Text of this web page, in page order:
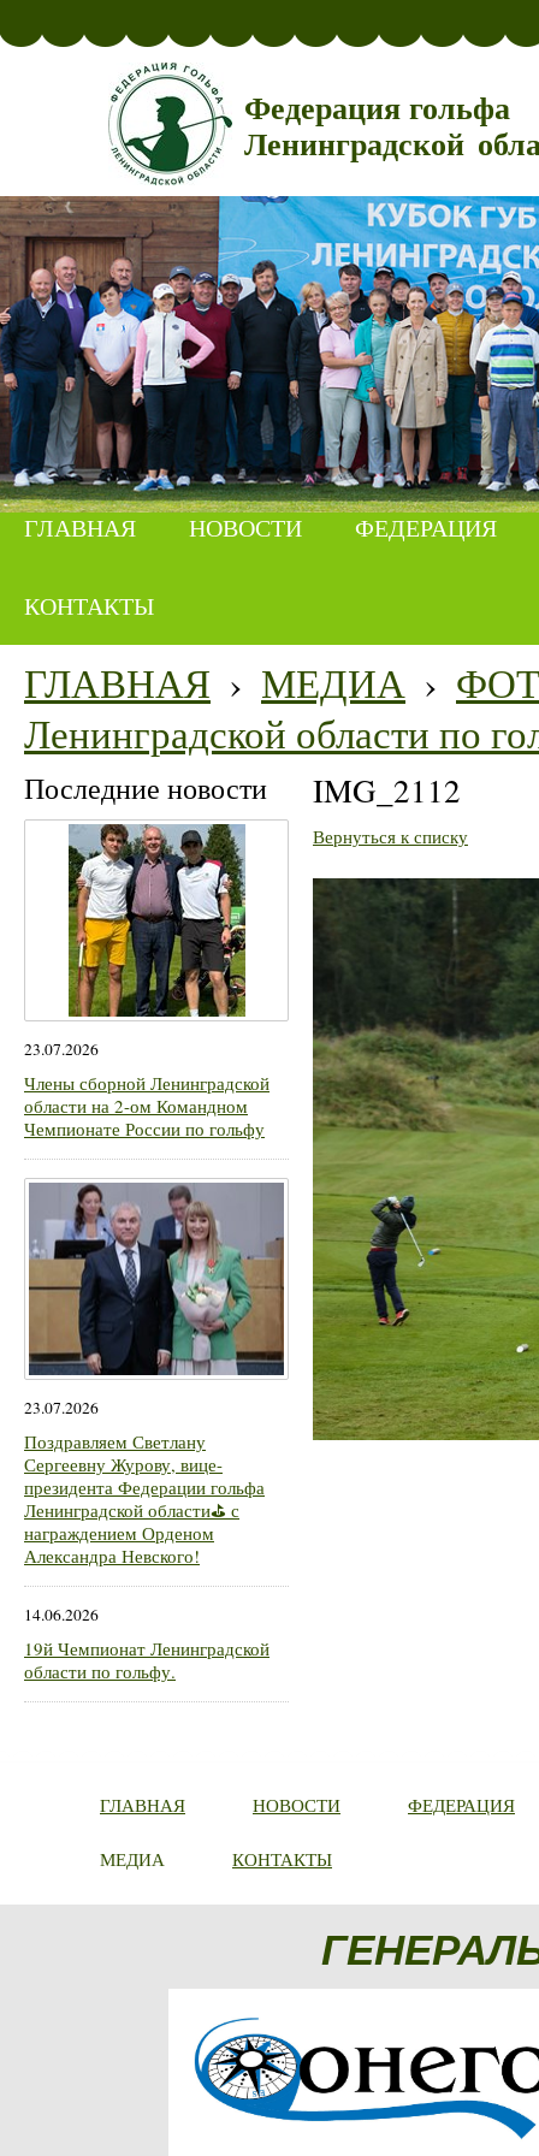
Федерация гольфа
Ленинградской
ГЛАВНАЯ НОВОСТИ ФЕДЕРАЦИЯ
КОНТАКТЫ
ГЛАВНАЯ › МЕДИА ›
Ленинградской области по
Последние новости
23.07.2026
Члены сборной Ленинградской
области на 2-ом Командном
Чемпионате России по гольфу
23.07.2026
Поздравляем Светлану
Сергеевну Журову, вице-
президента Федерации гольфа
Ленинградской области⛳ с
награждением Орденом
Александра Невского!
14.06.2026
19й Чемпионат Ленинградской
области по гольфу.
IMG_2112
Вернуться к списку
ГЛАВНАЯ НОВОСТИ ФЕДЕРАЦИЯ
МЕДИА КОНТАКТЫ